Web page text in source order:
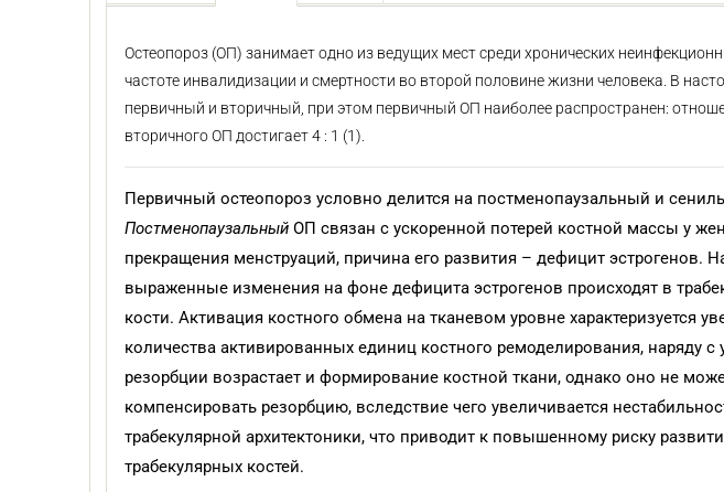
Остеопороз (ОП) занимает одно из ведущих мест среди хронических
частоте инвалидизации и смертности во второй половине жизни человека. В
первичный и вторичный, при этом первичный ОП наиболее распространен:
вторичного ОП достигает 4 : 1 (1).
Первичный остеопороз условно делится на постменопаузальный и
Постменопаузальный ОП связан с ускоренной потерей костной массы у
прекращения менструаций, причина его развития – дефицит эстрогенов.
выраженные изменения на фоне дефицита эстрогенов происходят в
кости. Активация костного обмена на тканевом уровне характеризуется
количества активированных единиц костного ремоделирования, наряду с
резорбции возрастает и формирование костной ткани, однако оно не
компенсировать резорбцию, вследствие чего увеличивается
трабекулярной архитектоники, что приводит к повышенному риску
трабекулярных костей.